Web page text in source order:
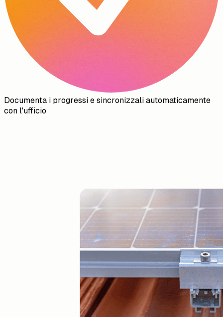
Documenta i progressi e sincronizzali automaticamente
con l'ufficio